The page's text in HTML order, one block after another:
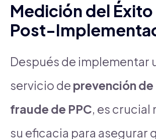
Medición del Éxito
Post-
Después de implementar
servicio de prevención de
fraude de PPC, es crucial
su eficacia para asegurar